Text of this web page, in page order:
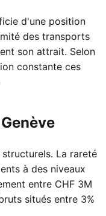
d'une position
des transports
son attrait. Selon
constante ces
La rareté
à des niveaux
entre CHF 3M
situés entre 3%